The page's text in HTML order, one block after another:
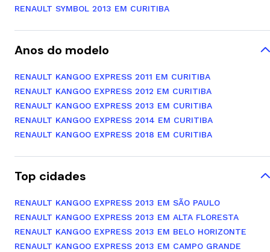
RENAULT SYMBOL 2013 EM CURITIBA
Anos do modelo
RENAULT KANGOO EXPRESS 2011 EM CURITIBA
RENAULT KANGOO EXPRESS 2012 EM CURITIBA
RENAULT KANGOO EXPRESS 2013 EM CURITIBA
RENAULT KANGOO EXPRESS 2014 EM CURITIBA
RENAULT KANGOO EXPRESS 2018 EM CURITIBA
Top cidades
RENAULT KANGOO EXPRESS 2013 EM SÃO PAULO
RENAULT KANGOO EXPRESS 2013 EM ALTA FLORESTA
RENAULT KANGOO EXPRESS 2013 EM BELO HORIZONTE
RENAULT KANGOO EXPRESS 2013 EM CAMPO GRANDE